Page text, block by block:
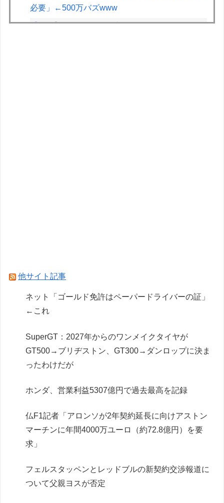
必要」←500万バズwww
【画像】露悪アニメ化ブーム、はじまるｗｗｗ
他サイト記事
ネット「ゴールド免許はペーパードライバーの証」
←これ
SuperGT：2027年からのワンメイクタイヤが
GT500→ブリヂストン、GT300→ダンロップに決ま
ったわけだが
ホンダ、営業利益5307億円で過去最高を記録
仏F1記者「アロンソが2年契約延長に向けアストン
マーチンに年間4000万ユーロ（約72.8億円）を要
求」
フェルスタッペンとレッドブルの新契約交渉報道に
ついて父親ヨスが否定